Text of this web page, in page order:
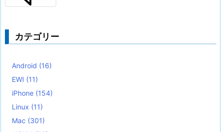
カテゴリー
Android (16)
EWI (11)
iPhone (154)
Linux (11)
Mac (301)